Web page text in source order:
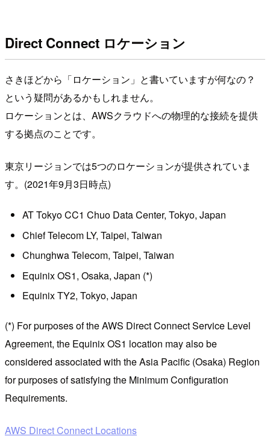
Direct Connect ロケーション
さきほどから「ロケーション」と書いていますが何なの？
という疑問があるかもしれません。
ロケーションとは、AWSクラウドへの物理的な接続を提供
する拠点のことです。
東京リージョンでは5つのロケーションが提供されていま
す。(2021年9月3日時点)
AT Tokyo CC1 Chuo Data Center, Tokyo, Japan
Chief Telecom LY, Taipei, Taiwan
Chunghwa Telecom, Taipei, Taiwan
Equinix OS1, Osaka, Japan (*)
Equinix TY2, Tokyo, Japan
(*) For purposes of the AWS Direct Connect Service Level
Agreement, the Equinix OS1 location may also be
considered associated with the Asia Pacific (Osaka) Region
for purposes of satisfying the Minimum Configuration
Requirements.
AWS Direct Connect Locations